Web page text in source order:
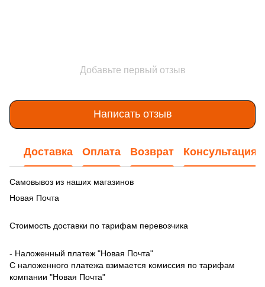
Добавьте первый отзыв
Написать отзыв
Доставка Оплата Возврат Консультация
Самовывоз из наших магазинов
Новая Почта
Стоимость доставки по тарифам перевозчика
- Наложенный платеж "Новая Почта"
С наложенного платежа взимается комиссия по тарифам
компании "Новая Почта"